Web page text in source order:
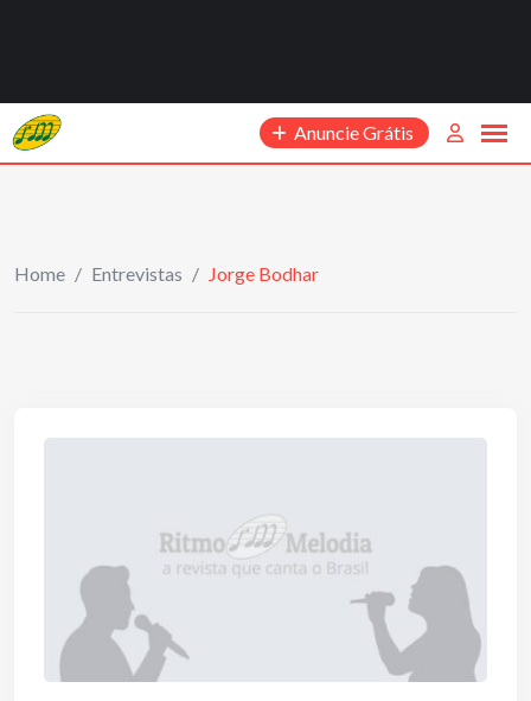
Anuncie Grátis
Home / Entrevistas / Jorge Bodhar